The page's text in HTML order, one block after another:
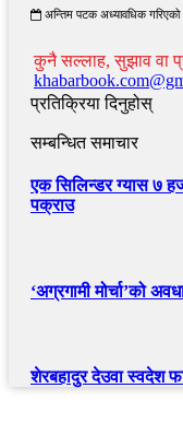
अन्तिम पटक अध्यावधिक गरिएको
कुनै सल्लाह, सुझाव वा
प्रतिक्रिया दिनुहोस्
सम्बन्धित समाचार
एक सिलिन्डर ग्यास ७
पक्राउ
‘अग्रगामी मोर्चा’को
शेरबहादुर देउवा स्वदेश